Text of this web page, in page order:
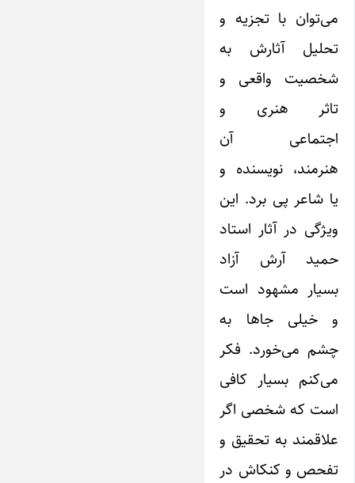
می‌توان با تجزیه و
تحلیل آثارش به
شخصیت واقعی و
تاثر هنری و
اجتماعی آن
هنرمند، نویسنده و
یا شاعر پی برد. این
ویژگی در آثار استاد
حمید آرش آزاد
بسیار مشهود است
و خیلی جاها به
چشم می‌خورد. فکر
می‌کنم بسیار کافی
است که شخصی اگر
علاقمند به تحقیق و
تفحص و کنکاش در